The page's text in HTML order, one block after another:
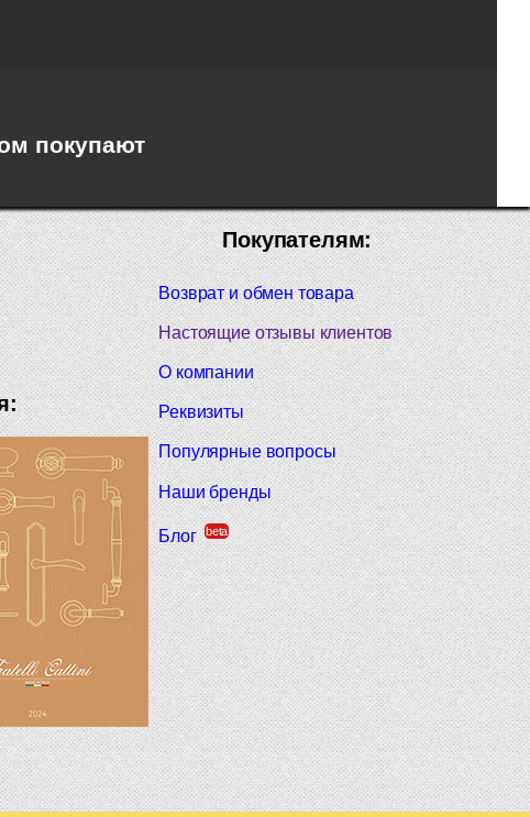
покупают
Покупателям:
Возврат и обмен товара
Настоящие отзывы клиентов
О компании
Реквизиты
Популярные вопросы
Наши бренды
Блог beta